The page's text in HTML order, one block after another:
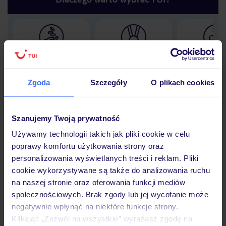
Zgoda Szczegóły O plikach cookies
Szanujemy Twoją prywatność
Używamy technologii takich jak pliki cookie w celu
poprawy komfortu użytkowania strony oraz
personalizowania wyświetlanych treści i reklam. Pliki
cookie wykorzystywane są także do analizowania ruchu
na naszej stronie oraz oferowania funkcji mediów
społecznościowych. Brak zgody lub jej wycofanie może
negatywnie wpłynąć na niektóre funkcje strony.
Klikając „Zezwól na wszystkie” wyrażasz zgodę na
Lider niskich cen 30 lat w
Hotel
Opinie
Pokoje